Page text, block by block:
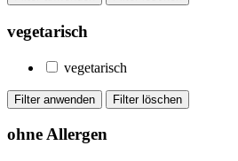
vegetarisch
vegetarisch
ohne Allergen